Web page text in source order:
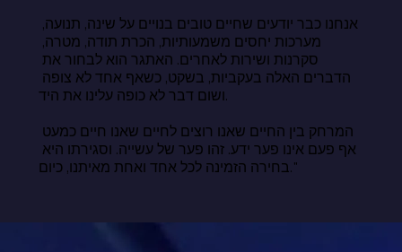
ושום דבר לא כופה עלינו את היד.
בחירה הזמינה לכל אחד ואחת מאיתנו, כיום."